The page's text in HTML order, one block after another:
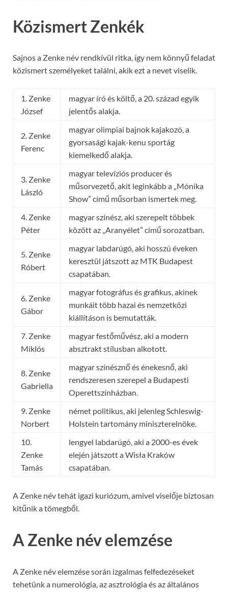
Közismert Zenkék
Sajnos a Zenke név rendkívül ritka, így nem könnyű feladat
közismert személyeket találni, akik ezt a nevet viselik.
1. Zenke
József
magyar író és költő, a 20. század egyik
jelentős alakja.
2. Zenke
Ferenc
magyar olimpiai bajnok kajakozó, a
gyorsasági kajak-kenu sportág
kiemelkedő alakja.
3. Zenke
László
magyar televíziós producer és
műsorvezető, akit leginkább a „Mónika
Show” című műsorban ismertek meg.
4. Zenke
Péter
magyar színész, aki szerepelt többek
között az „Aranyélet” című sorozatban.
5. Zenke
Róbert
magyar labdarúgó, aki hosszú éveken
keresztül játszott az MTK Budapest
csapatában.
6. Zenke
Gábor
magyar fotográfus és grafikus, akinek
munkáit több hazai és nemzetközi
kiállításon is bemutatták.
7. Zenke
Miklós
magyar festőművész, aki a modern
absztrakt stílusban alkotott.
8. Zenke
Gabriella
magyar színésznő és énekesnő, aki
rendszeresen szerepel a Budapesti
Operettszínházban.
9. Zenke
Norbert
német politikus, aki jelenleg Schleswig-
Holstein tartomány miniszterelnöke.
10.
Zenke
Tamás
lengyel labdarúgó, aki a 2000-es évek
elején játszott a Wisła Kraków
csapatában.
A Zenke név tehát igazi kuriózum, amivel viselője biztosan
kitűnik a tömegből.
A Zenke név elemzése
A Zenke név elemzése során izgalmas felfedezéseket
tehetünk a numerológia, az asztrológia és az általános